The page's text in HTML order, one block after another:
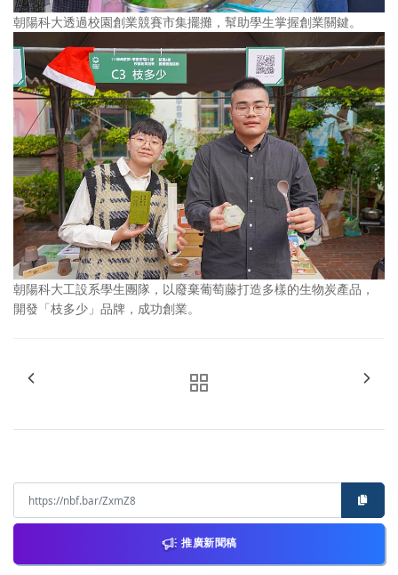
朝陽科大透過校園創業競賽市集擺攤，幫助學生掌握創業關鍵。
朝陽科大工設系學生團隊，以廢棄葡萄藤打造多樣的生物炭產品，
開發「枝多少」品牌，成功創業。
推廣新聞稿